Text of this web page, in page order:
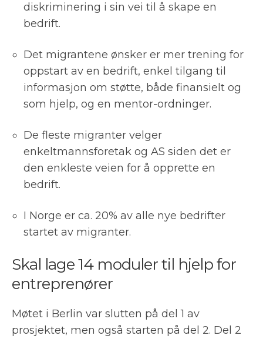
diskriminering i sin vei til å skape en
bedrift.
Det migrantene ønsker er mer trening for
oppstart av en bedrift, enkel tilgang til
informasjon om støtte, både finansielt og
som hjelp, og en mentor-ordninger.
De fleste migranter velger
enkeltmannsforetak og AS siden det er
den enkleste veien for å opprette en
bedrift.
I Norge er ca. 20% av alle nye bedrifter
startet av migranter.
Skal lage 14 moduler til hjelp for
entreprenører
Møtet i Berlin var slutten på del 1 av
prosjektet, men også starten på del 2. Del 2